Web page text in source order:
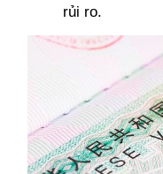
rủi ro.